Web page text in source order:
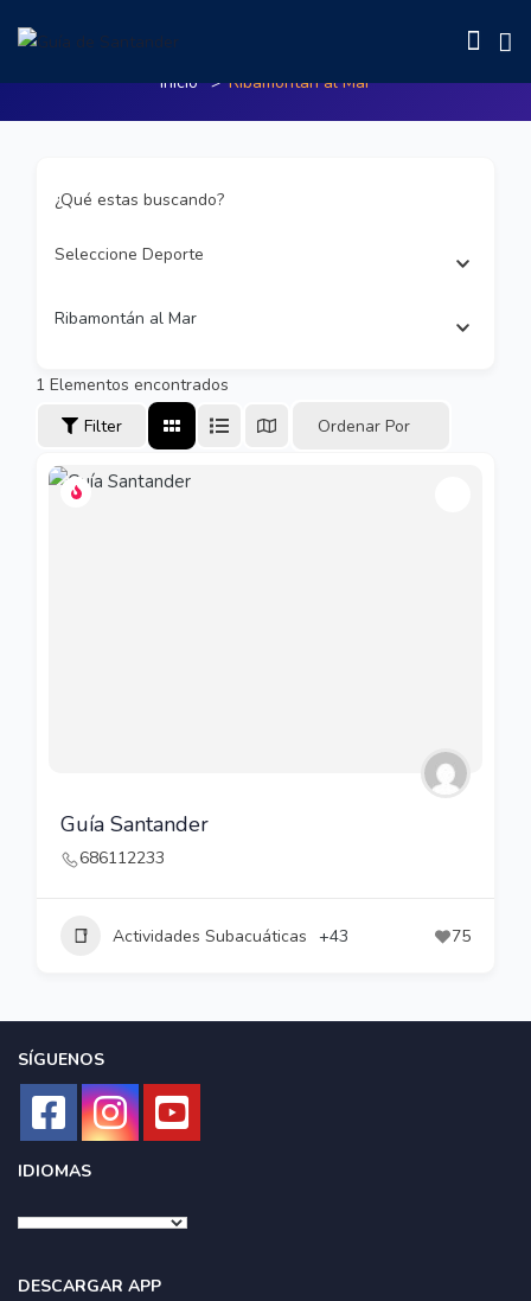
Ribamontán al Mar
Inicio Ribamontán al Mar
¿Qué estas buscando?
Seleccione Deporte
Ribamontán al Mar
1 Elementos encontrados
Filter
Ordenar Por
Guía Santander
686112233
Actividades Subacuáticas +43 75
SÍGUENOS
IDIOMAS
DESCARGAR APP